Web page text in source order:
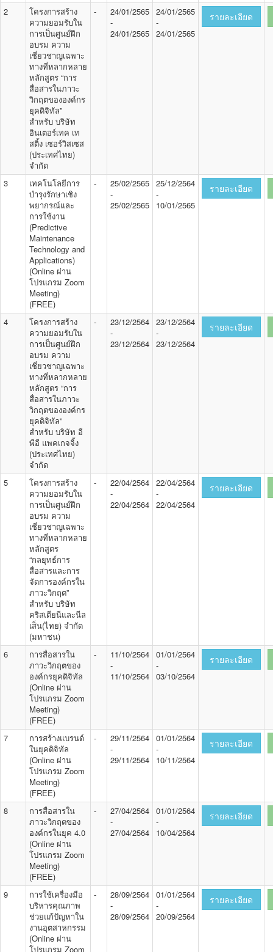
2
โครงการสร้าง
ความยอมรับใน
การเป็นศูนย์ฝึก
อบรม ความ
เชี่ยวชาญเฉพาะ
ทางที่หลากหลาย
หลักสูตร “การ
สื่อสารในภาวะ
วิกฤตขององค์กร
ยุคดิจิทัล”
สำหรับ บริษัท
อินเตอร์เทค เท
สติ้ง เซอร์วิสเซส
(ประเทศไทย)
จำกัด
-
24/01/2565
-
24/01/2565
24/01/2565
-
24/01/2565
รายละเอียด
3
เทคโนโลยีการ
บำรุงรักษาเชิง
พยากรณ์และ
การใช้งาน
(Predictive
Maintenance
Technology and
Applications)
(Online ผ่าน
โปรแกรม Zoom
Meeting)
(FREE)
-
25/02/2565
-
25/02/2565
25/12/2564
-
10/01/2565
รายละเอียด
4
โครงการสร้าง
ความยอมรับใน
การเป็นศูนย์ฝึก
อบรม ความ
เชี่ยวชาญเฉพาะ
ทางที่หลากหลาย
หลักสูตร “การ
สื่อสารในภาวะ
วิกฤตขององค์กร
ยุคดิจิทัล”
สำหรับ บริษัท อี
พีอี แพคเกจจิ้ง
(ประเทศไทย)
จำกัด
-
23/12/2564
-
23/12/2564
23/12/2564
-
23/12/2564
รายละเอียด
5
โครงการสร้าง
ความยอมรับใน
การเป็นศูนย์ฝึก
อบรม ความ
เชี่ยวชาญเฉพาะ
ทางที่หลากหลาย
หลักสูตร
“กลยุทธ์การ
สื่อสารและการ
จัดการองค์กรใน
ภาวะวิกฤต”
สำหรับ บริษัท
คริสเตียนีและนีล
เส็น(ไทย) จำกัด
(มหาชน)
-
22/04/2564
-
22/04/2564
22/04/2564
-
22/04/2564
รายละเอียด
6
การสื่อสารใน
ภาวะวิกฤตของ
องค์กรยุคดิจิทัล
(Online ผ่าน
โปรแกรม Zoom
Meeting)
(FREE)
-
11/10/2564
-
11/10/2564
01/01/2564
-
03/10/2564
รายละเอียด
7
การสร้างแบรนด์
ในยุคดิจิทัล
(Online ผ่าน
โปรแกรม Zoom
Meeting)
(FREE)
-
29/11/2564
-
29/11/2564
01/01/2564
-
10/11/2564
รายละเอียด
8
การสื่อสารใน
ภาวะวิกฤตของ
องค์กรในยุค 4.0
(Online ผ่าน
โปรแกรม Zoom
Meeting)
(FREE)
-
27/04/2564
-
27/04/2564
01/01/2564
-
10/04/2564
รายละเอียด
9
การใช้เครื่องมือ
บริหารคุณภาพ
ช่วยแก้ปัญหาใน
งานอุตสาหกรรม
(Online ผ่าน
โปรแกรม Zoom
-
28/09/2564
-
28/09/2564
01/01/2564
-
20/09/2564
รายละเอียด